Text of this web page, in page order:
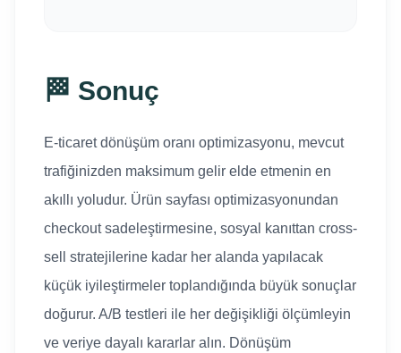
🏁 Sonuç
E-ticaret dönüşüm oranı optimizasyonu, mevcut
trafiğinizden maksimum gelir elde etmenin en
akıllı yoludur. Ürün sayfası optimizasyonundan
checkout sadeleştirmesine, sosyal kanıttan cross-
sell stratejilerine kadar her alanda yapılacak
küçük iyileştirmeler toplandığında büyük sonuçlar
doğurur. A/B testleri ile her değişikliği ölçümleyin
ve veriye dayalı kararlar alın. Dönüşüm